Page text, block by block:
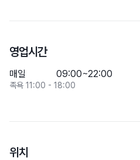
영업시간
매일 09:00~22:00
족욕 11:00 - 18:00
위치